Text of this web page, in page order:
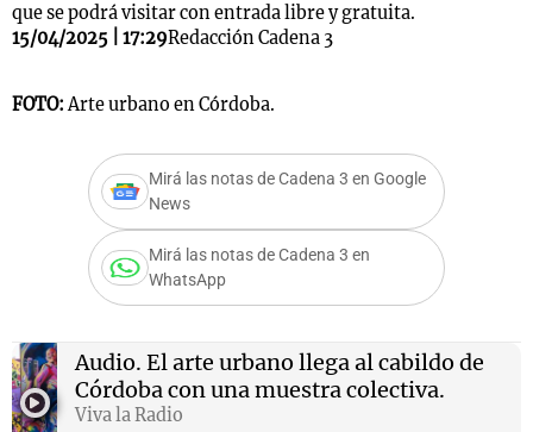
que se podrá visitar con entrada libre y gratuita.
15/04/2025 | 17:29Redacción Cadena 3
FOTO:Arte urbano en Córdoba.
Mirá las notas de Cadena 3 en Google
News
Mirá las notas de Cadena 3 en
WhatsApp
Audio. El arte urbano llega al cabildo de
Córdoba con una muestra colectiva.
Viva la Radio